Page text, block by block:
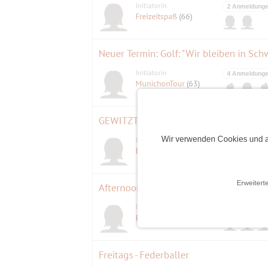
Wir verwenden Cookies und
Initiatorin
Freizeitspaß (66)
2
Neuer Termin: Golf: "Wir bleiben in
Initiatorin
MunichonTour (63)
4
GEWITZT, GEWAGT, GEZEICHNET -
Initiatorin
Butterblume
Eine
Afternoon Tea wie in England!
Initiatorin
Blümchen11
Freitags - Federballer